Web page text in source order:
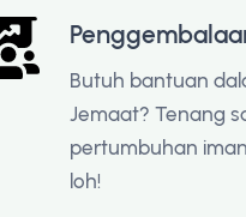
Butuh bantuan
Jemaat? Tenang
pertumbuhan
loh!